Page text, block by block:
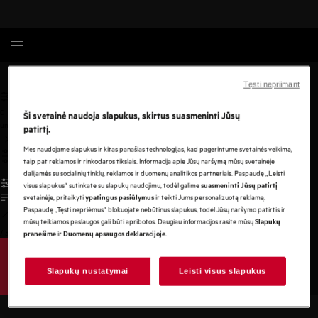
Ši svetainė naudoja slapukus, skirtus suasmeninti Jūsų
patirtį.
Mes naudojame slapukus ir kitas panašias technologijas, kad pagerintume svetainės veikimą,
taip pat reklamos ir rinkodaros tikslais. Informacija apie Jūsų naršymą mūsų svetainėje
dalijamės su socialinių tinklų, reklamos ir duomenų analitikos partneriais. Paspaudę „Leisti
visus slapukus“ sutinkate su slapukų naudojimu, todėl galimesuasmeninti Jūsų patirtį
svetainėje, pritaikytiypatingus pasiūlymusir teikti Jums personalizuotą reklamą.
Paspaudę „Tęsti nepriėmus“ blokuojate nebūtinus slapukus, todėl Jūsų naršymo patirtis ir
mūsų teikiamos paslaugos gali būti apribotos. Daugiau informacijos rasite mūsųSlapukų
pranešimeirDuomenų apsaugos deklaracijoje.
Slapukų nustatymai Leisti visus slapukus
Tęsti nepriimant